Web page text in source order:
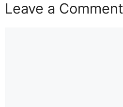
Leave a Comment